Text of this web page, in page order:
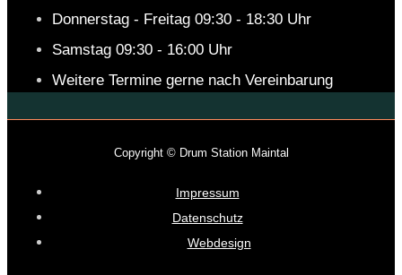
Donnerstag - Freitag 09:30 - 18:30 Uhr
Samstag 09:30 - 16:00 Uhr
Weitere Termine gerne nach Vereinbarung
Copyright © Drum Station Maintal
Impressum
Datenschutz
Webdesign